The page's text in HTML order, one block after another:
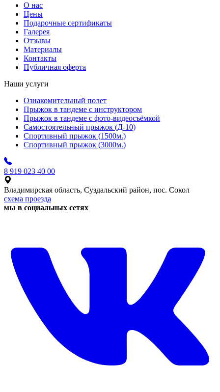
О нас
Цены
Подарочные сертификаты
Галерея
Отзывы
Материалы
Контакты
Публичная оферта
Наши услуги
Ознакомительный полет
Прыжок в тандеме с инструктором
Прыжок в тандеме с фото-видеосъёмкой
Самостоятельный прыжок (Д-10)
Спортивный прыжок (1500м.)
Спортивный прыжок (3000м.)
8 919 023 40 00
Владимирская область, Суздальский район, пос. Сокол
схема проезда
мы в социальных сетях